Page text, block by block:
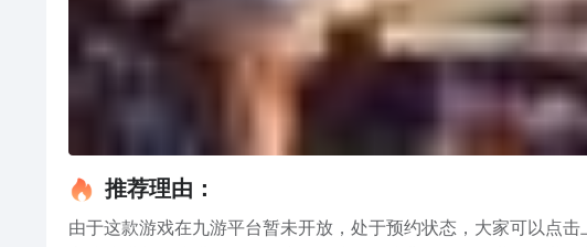
推荐理由：
由于这款游戏在九游平台暂未开放，处于预约状态，大家可以点